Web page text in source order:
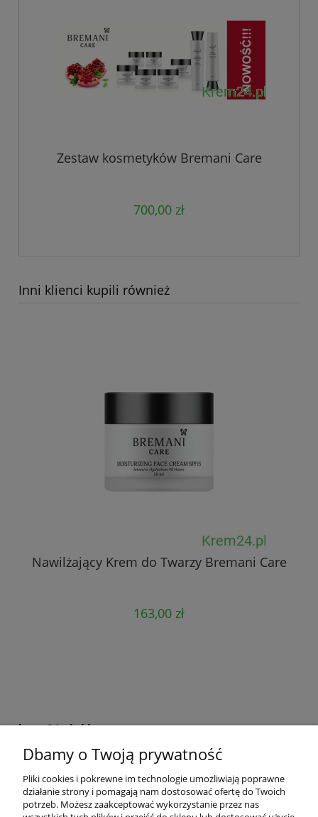
Zestaw kosmetyków Bremani Care
700,00 zł
Inni klienci kupili również
Nawilżający Krem do Twarzy Bremani Care
163,00 zł
krem24.pl sklep
+48 508 283 281
sklep@krem24.pl
Litewska 10
51-354Wrocław woj. dolnośląskie
NIP 8981978725
Dbamy o Twoją prywatność
Pliki cookies i pokrewne im technologie umożliwiają poprawne
działanie strony i pomagają nam dostosować ofertę do Twoich
potrzeb. Możesz zaakceptować wykorzystanie przez nas